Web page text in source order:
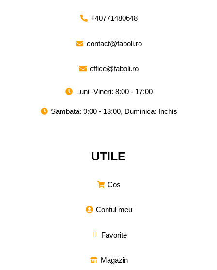
+40771480648
contact@faboli.ro
office@faboli.ro
Luni -Vineri: 8:00 - 17:00
Sambata: 9:00 - 13:00, Duminica: Inchis
UTILE
Cos
Contul meu
Favorite
Magazin